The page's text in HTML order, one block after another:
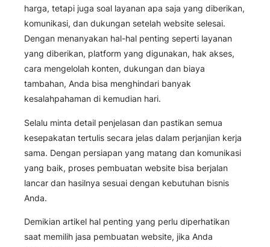
harga, tetapi juga soal layanan apa saja yang diberikan,
komunikasi, dan dukungan setelah website selesai.
Dengan menanyakan hal-hal penting seperti layanan
yang diberikan, platform yang digunakan, hak akses,
cara mengelolah konten, dukungan dan biaya
tambahan, Anda bisa menghindari banyak
kesalahpahaman di kemudian hari.
Selalu minta detail penjelasan dan pastikan semua
kesepakatan tertulis secara jelas dalam perjanjian kerja
sama. Dengan persiapan yang matang dan komunikasi
yang baik, proses pembuatan website bisa berjalan
lancar dan hasilnya sesuai dengan kebutuhan bisnis
Anda.
Demikian artikel hal penting yang perlu diperhatikan
saat memilih jasa pembuatan website, jika Anda